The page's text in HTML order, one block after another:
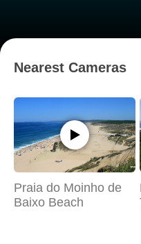
Nearest Cameras
Praia do Moinho de
Baixo Beach